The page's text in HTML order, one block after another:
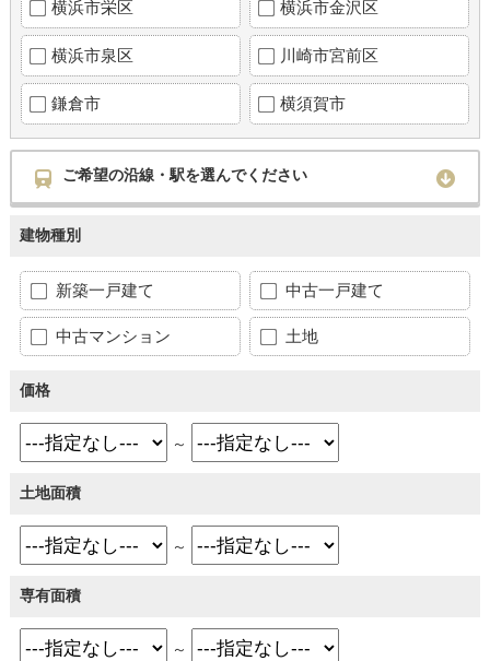
横浜市栄区 横浜市金沢区
横浜市泉区 川崎市宮前区
鎌倉市 横須賀市
ご希望の沿線・駅を選んでください
建物種別
新築一戸建て 中古一戸建て
中古マンション 土地
価格
～
土地面積
～
専有面積
～